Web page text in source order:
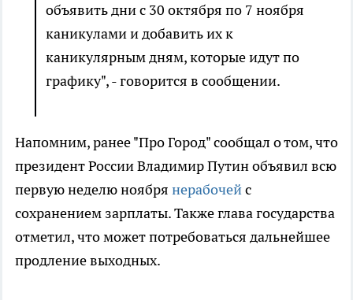
объявить дни с 30 октября по 7 ноября
каникулами и добавить их к
каникулярным дням, которые идут по
графику", - говорится в сообщении.
Напомним, ранее "Про Город" сообщал о том, что
президент России Владимир Путин объявил всю
первую неделю ноября нерабочейс
сохранением зарплаты. Также глава государства
отметил, что может потребоваться дальнейшее
продление выходных.